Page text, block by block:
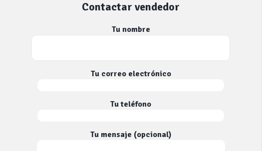
Contactar vendedor
Tu nombre
Tu correo electrónico
Tu teléfono
Tu mensaje (opcional)